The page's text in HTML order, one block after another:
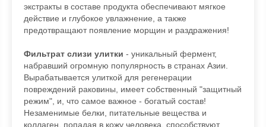
экстракты в составе продукта обеспечивают мягкое
действие и глубокое увлажнение, а также
предотвращают появление морщин и раздражения!
Фильтрат слизи улитки - уникальный фермент,
набравший огромную популярность в странах Азии.
Вырабатывается улиткой для регенерации
повреждений раковины, имеет собственный "защитный
режим", и, что самое важное - богатый состав!
Незаменимые белки, питательные вещества и
коллаген, попадая в кожу человека, способствуют